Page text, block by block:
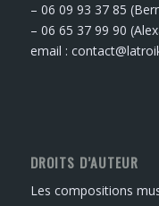
– 06 09 93 37 85
– 06 65 37 99 90
email :
DROITS D’AUTEUR
Les compositions